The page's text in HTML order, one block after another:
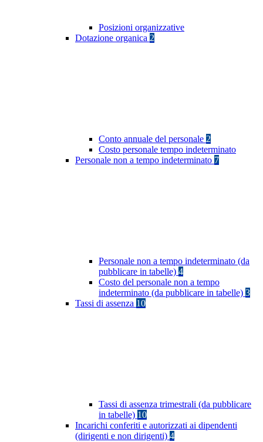
Posizioni organizzative
Dotazione organica 2
Conto annuale del personale 2
Costo personale tempo indeterminato
Personale non a tempo indeterminato 7
Personale non a tempo indeterminato (da
pubblicare in tabelle) 4
Costo del personale non a tempo
indeterminato (da pubblicare in tabelle) 3
Tassi di assenza 10
Tassi di assenza trimestrali (da pubblicare
in tabelle) 10
Incarichi conferiti e autorizzati ai dipendenti
(dirigenti e non dirigenti) 4